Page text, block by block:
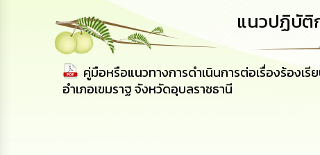
แนวปฏิบัติ
คู่มือหรือแนวทางการดำเนินการต่อเรื่องร้องเ
อำเภอเขมราฐ จังหวัดอุบลราชธานี